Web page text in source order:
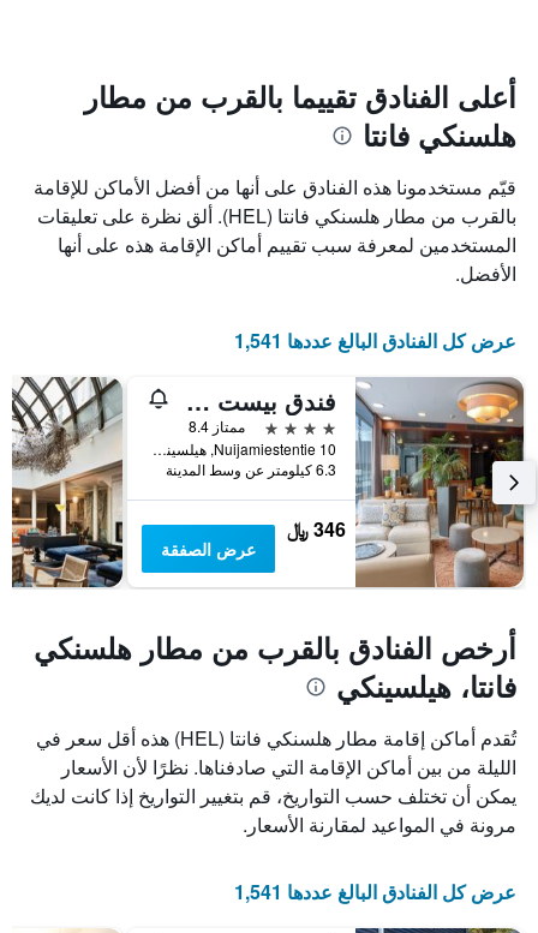
محور
X
الذي
عدد
الأيام
قبل
الإقامة
يتضمن
التالي
1
محور
Y
الذي
يعرض
متوسط
سعر
غرفة
أعلى الفنادق تقييما بالقرب من مطار
هلسنكي فانتا
قيّم مستخدمونا هذه الفنادق على أنها من أفضل الأماكن للإقامة
بالقرب من مطار هلسنكي فانتا (HEL). ألق نظرة على تعليقات
المستخدمين لمعرفة سبب تقييم أماكن الإقامة هذه على أنها
الأفضل.
عرض كل الفنادق البالغ عددها 1,541
فندق بيست ويسترن بلاس هاغا
4 نجوم
ممتاز 8.4
Nuijamiestentie 10, هيلسينكي, Uusimaa, فنلندا
6.3 كيلومتر عن وسط المدينة
346 ﷼
عرض الصفقة
أرخص الفنادق بالقرب من مطار هلسنكي
فانتا، هيلسينكي
تُقدم أماكن إقامة مطار هلسنكي فانتا (HEL) هذه أقل سعر في
الليلة من بين أماكن الإقامة التي صادفناها. نظرًا لأن الأسعار
يمكن أن تختلف حسب التواريخ، قم بتغيير التواريخ إذا كانت لديك
مرونة في المواعيد لمقارنة الأسعار.
عرض كل الفنادق البالغ عددها 1,541